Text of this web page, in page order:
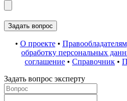
• О проекте• Правообладателям
обработку персональных
соглашение • Справочник •
Задать вопрос эксперту